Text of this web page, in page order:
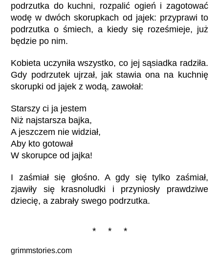
podrzutka do kuchni, rozpalić ogień i zagotować
wodę w dwóch skorupkach od jajek: przyprawi to
podrzutka o śmiech, a kiedy się roześmieje, już
będzie po nim.
Kobieta uczyniła wszystko, co jej sąsiadka radziła.
Gdy podrzutek ujrzał, jak stawia ona na kuchnię
skorupki od jajek z wodą, zawołał:
Starszy ci ja jestem
Niż najstarsza bajka,
A jeszczem nie widział,
Aby kto gotował
W skorupce od jajka!
I zaśmiał się głośno. A gdy się tylko zaśmiał,
zjawiły się krasnoludki i przyniosły prawdziwe
dziecię, a zabrały swego podrzutka.
* * *
grimmstories.com